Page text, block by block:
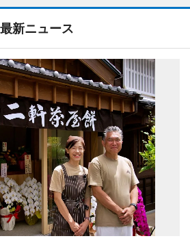
最新ニュース